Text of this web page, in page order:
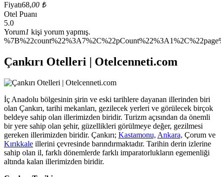
Fiyatı68,00 ₺
Otel Puanı
5.0
Yorum1 kişi yorum yapmış.
Çankırı Otelleri | Otelcenneti.com
İç Anadolu bölgesinin şirin ve eski tarihlere dayanan illerinden biri
olan Çankırı, tarihi mekanları, gezilecek yerleri ve görülecek birçok
beldeye sahip olan illerimizden biridir. Turizm açısından da önemli
bir yere sahip olan şehir, güzellikleri görülmeye değer, gezilmesi
gereken illerimizden biridir. Çankırı; Kastamonu, Ankara, Çorum ve
Kırıkkale illerini çevresinde barındırmaktadır. Tarihin derin izlerine
sahip olan il, farklı dönemlerde farklı imparatorlukların egemenliği
altında kalan illerimizden biridir.